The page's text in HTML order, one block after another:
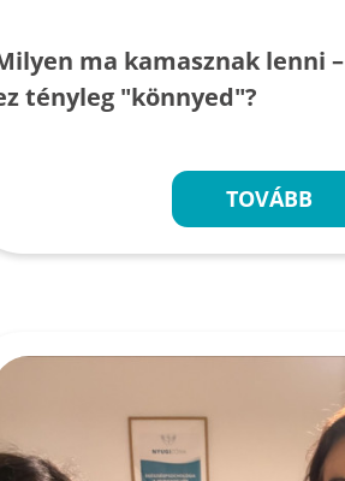
ma kamasznak lenni
tényleg "könnyed"?
TOVÁBB